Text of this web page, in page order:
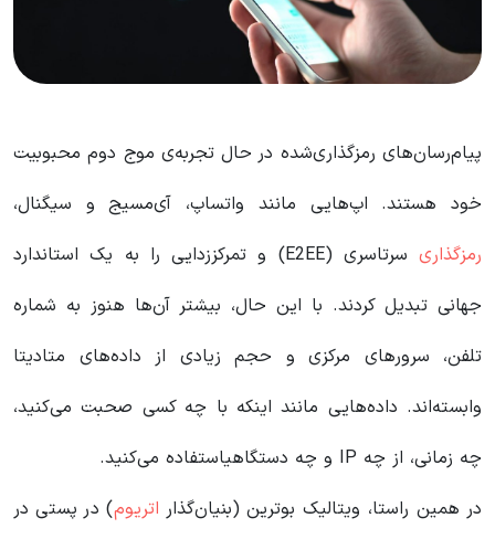
پیام‌رسان‌های رمزگذاری‌شده در حال تجربه‌ی موج دوم محبوبیت
خود هستند. اپ‌هایی مانند واتساپ، آی‌مسیج و سیگنال،
رمزگذاری
سرتاسری (E2EE) و تمرکززدایی را به یک استاندارد
جهانی تبدیل کردند. با این حال، بیشتر آن‌ها هنوز به شماره
تلفن، سرورهای مرکزی و حجم زیادی از داده‌های متادیتا
وابسته‌اند. داده‌هایی مانند اینکه با چه کسی صحبت می‌کنید،
چه زمانی، از چه IP و چه دستگاهیاستفاده می‌کنید.
در همین راستا، ویتالیک بوترین (بنیان‌گذار اتریوم) در پستی در